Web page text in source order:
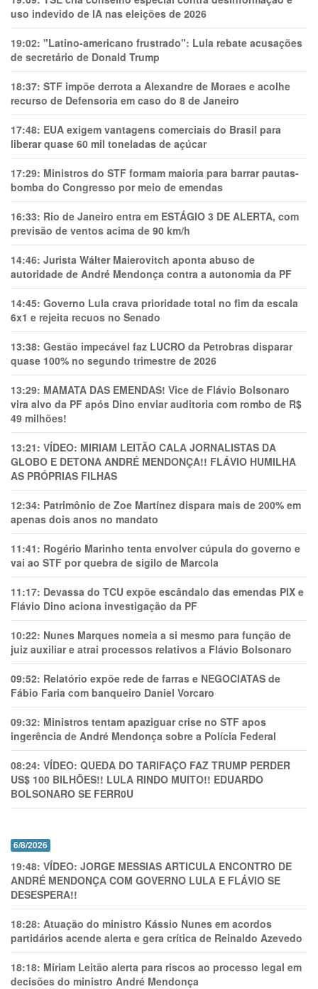
uso indevido de IA nas eleições de 2026
19:02: "Latino-americano frustrado": Lula rebate acusações
de secretário de Donald Trump
18:37: STF impõe derrota a Alexandre de Moraes e acolhe
recurso de Defensoria em caso do 8 de Janeiro
17:48: EUA exigem vantagens comerciais do Brasil para
liberar quase 60 mil toneladas de açúcar
17:29: Ministros do STF formam maioria para barrar pautas-
bomba do Congresso por meio de emendas
16:33: Rio de Janeiro entra em ESTÁGIO 3 DE ALERTA, com
previsão de ventos acima de 90 km/h
14:46: Jurista Wálter Maierovitch aponta abuso de
autoridade de André Mendonça contra a autonomia da PF
14:45: Governo Lula crava prioridade total no fim da escala
6x1 e rejeita recuos no Senado
13:38: Gestão impecável faz LUCRO da Petrobras disparar
quase 100% no segundo trimestre de 2026
13:29: MAMATA DAS EMENDAS! Vice de Flávio Bolsonaro
vira alvo da PF após Dino enviar auditoria com rombo de R$
49 milhões!
13:21: VÍDEO: MIRIAM LEITÃO CALA JORNALISTAS DA
GLOBO E DETONA ANDRÉ MENDONÇA!! FLÁVIO HUMILHA
AS PRÓPRIAS FILHAS
12:34: Patrimônio de Zoe Martínez dispara mais de 200% em
apenas dois anos no mandato
11:41: Rogério Marinho tenta envolver cúpula do governo e
vai ao STF por quebra de sigilo de Marcola
11:17: Devassa do TCU expõe escândalo das emendas PIX e
Flávio Dino aciona investigação da PF
10:22: Nunes Marques nomeia a si mesmo para função de
juiz auxiliar e atrai processos relativos a Flávio Bolsonaro
09:52: Relatório expõe rede de farras e NEGOCIATAS de
Fábio Faria com banqueiro Daniel Vorcaro
09:32: Ministros tentam apaziguar crise no STF apos
ingerência de André Mendonça sobre a Polícia Federal
08:24: VÍDEO: QUEDA DO TARIFAÇO FAZ TRUMP PERDER
US$ 100 BILHÕES!! LULA RINDO MUITO!! EDUARDO
BOLSONARO SE FERR0U
6/8/2026
19:48: VÍDEO: JORGE MESSIAS ARTICULA ENCONTRO DE
ANDRÉ MENDONÇA COM GOVERNO LULA E FLÁVIO SE
DESESPERA!!
18:28: Atuação do ministro Kássio Nunes em acordos
partidários acende alerta e gera crítica de Reinaldo Azevedo
18:18: Míriam Leitão alerta para riscos ao processo legal em
decisões do ministro André Mendonça